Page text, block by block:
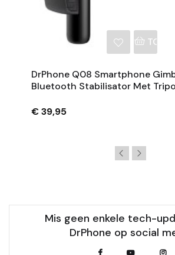
DrPhone Q08 Smartphone
Bluetooth Stabilisator Met
€ 39,95
Mis geen enkele tech-
DrPhone op social